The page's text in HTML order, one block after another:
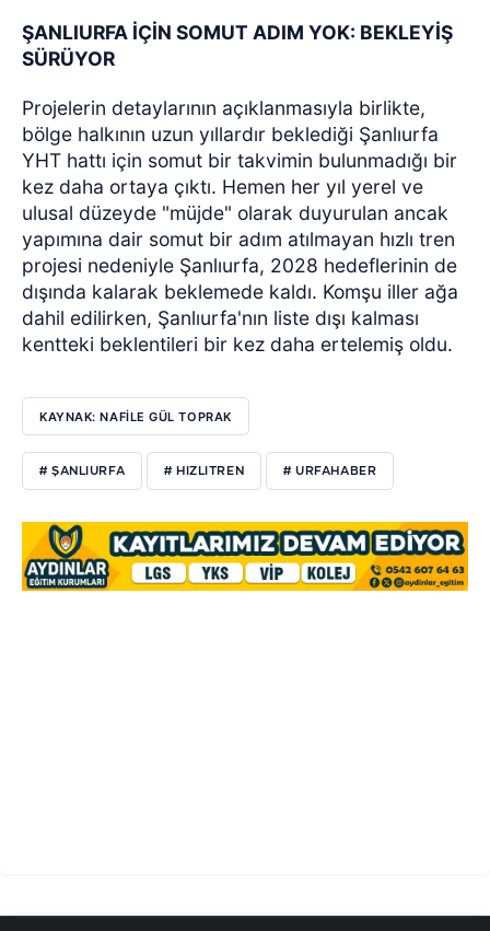
ŞANLIURFA İÇİN SOMUT ADIM YOK: BEKLEYİŞ
SÜRÜYOR
Projelerin detaylarının açıklanmasıyla birlikte,
bölge halkının uzun yıllardır beklediği Şanlıurfa
YHT hattı için somut bir takvimin bulunmadığı bir
kez daha ortaya çıktı. Hemen her yıl yerel ve
ulusal düzeyde "müjde" olarak duyurulan ancak
yapımına dair somut bir adım atılmayan hızlı tren
projesi nedeniyle Şanlıurfa, 2028 hedeflerinin de
dışında kalarak beklemede kaldı. Komşu iller ağa
dahil edilirken, Şanlıurfa'nın liste dışı kalması
kentteki beklentileri bir kez daha ertelemiş oldu.
KAYNAK: NAFİLE GÜL TOPRAK
# ŞANLIURFA # HIZLITREN # URFAHABER